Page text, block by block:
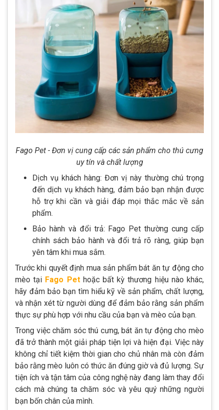
Fago Pet - Đơn vị cung cấp các sản phẩm cho thú cưng
uy tín và chất lượng
Dịch vụ khách hàng: Đơn vị này thường chú trọng
đến dịch vụ khách hàng, đảm bảo bạn nhận được
hỗ trợ khi cần và giải đáp mọi thắc mắc về sản
phẩm.
Bảo hành và đổi trả: Fago Pet thường cung cấp
chính sách bảo hành và đổi trả rõ ràng, giúp bạn
yên tâm khi mua sắm.
Trước khi quyết định mua sản phẩm bát ăn tự động cho
mèo tại Fago Pethoặc bất kỳ thương hiệu nào khác,
hãy đảm bảo bạn tìm hiểu kỹ về sản phẩm, chất lượng,
và nhận xét từ người dùng để đảm bảo rằng sản phẩm
thực sự phù hợp với nhu cầu của bạn và mèo của bạn.
Trong việc chăm sóc thú cưng, bát ăn tự động cho mèo
đã trở thành một giải pháp tiện lợi và hiện đại. Việc này
không chỉ tiết kiệm thời gian cho chủ nhân mà còn đảm
bảo rằng mèo luôn có thức ăn đúng giờ và đủ lượng. Sự
tiện ích và tận tâm của công nghệ này đang làm thay đổi
cách mà chúng ta chăm sóc và yêu quý những người
bạn bốn chân của mình.